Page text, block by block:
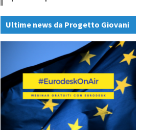
Ultime news da Progetto Giovani